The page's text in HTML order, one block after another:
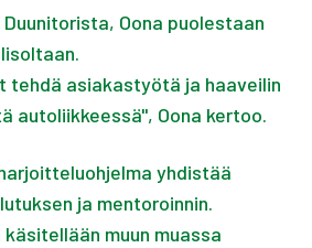
Oona puolestaan
tehdä asiakastyötä ja haaveilin
autoliikkeessä", Oona kertoo.
yhdistää
ja mentoroinnin.
muun muassa